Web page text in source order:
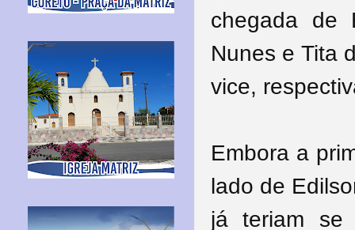
chegada de
Nunes e Tita
vice,
Embora a
lado de
já teriam se